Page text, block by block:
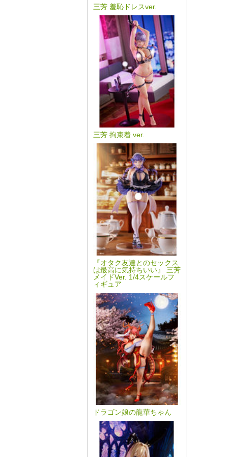
三芳 羞恥ドレスver.
三芳 拘束着 ver.
『オタク友達とのセックス
は最高に気持ちいい』 三芳
メイドVer. 1/4スケールフ
ィギュア
ドラゴン娘の龍華ちゃん